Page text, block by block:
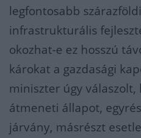
legfontosabb
infrastrukturális
okozhat-e ez hosszú
károkat a gazdasági
miniszter úgy
átmeneti állapot,
járvány, másrészt